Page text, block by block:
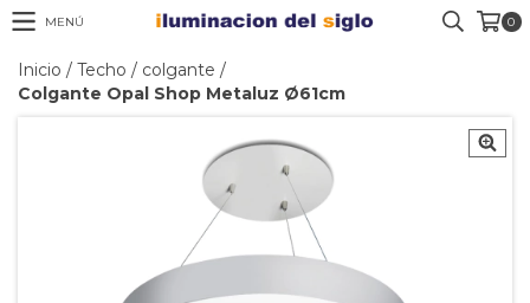
MENÚ 0
Inicio / Techo / colgante /
Colgante Opal Shop Metaluz Ø61cm